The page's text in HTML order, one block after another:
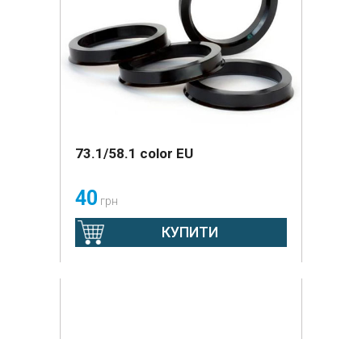
73.1/58.1 color EU
40 грн
КУПИТИ